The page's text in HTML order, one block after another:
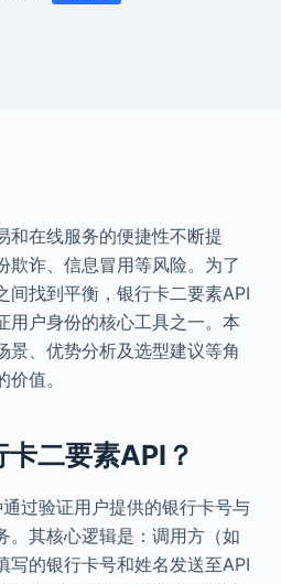
和在线服务的便捷性不断提
欺诈、信息冒用等风险。为了
间找到平衡，银行卡二要素API
用户身份的核心工具之一。本
景、优势分析及选型建议等角
值。
二要素API？
过验证用户提供的银行卡号与
。其核心逻辑是：调用方（如
写的银行卡号和姓名发送至API